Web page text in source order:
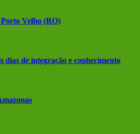
Porto Velho (RO)
dias de integração e conhecimento